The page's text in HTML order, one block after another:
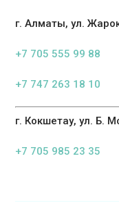
г. Алматы, ул.
+7 705 555 99 88
+7 747 263 18 10
г. Кокшетау, ул. Б.
+7 705 985 23 35